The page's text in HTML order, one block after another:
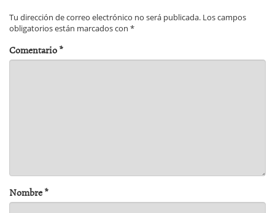
Tu dirección de correo electrónico no será publicada. Los campos
obligatorios están marcados con *
Comentario*
Nombre*